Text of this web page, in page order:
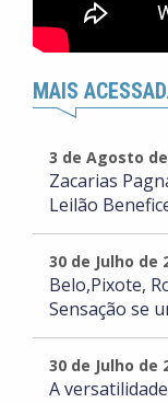
MAIS
3 de Agosto
Zacarias
Leilão
30 de Julho de
Belo,Pixote,
Sensação se
30 de Julho de
A